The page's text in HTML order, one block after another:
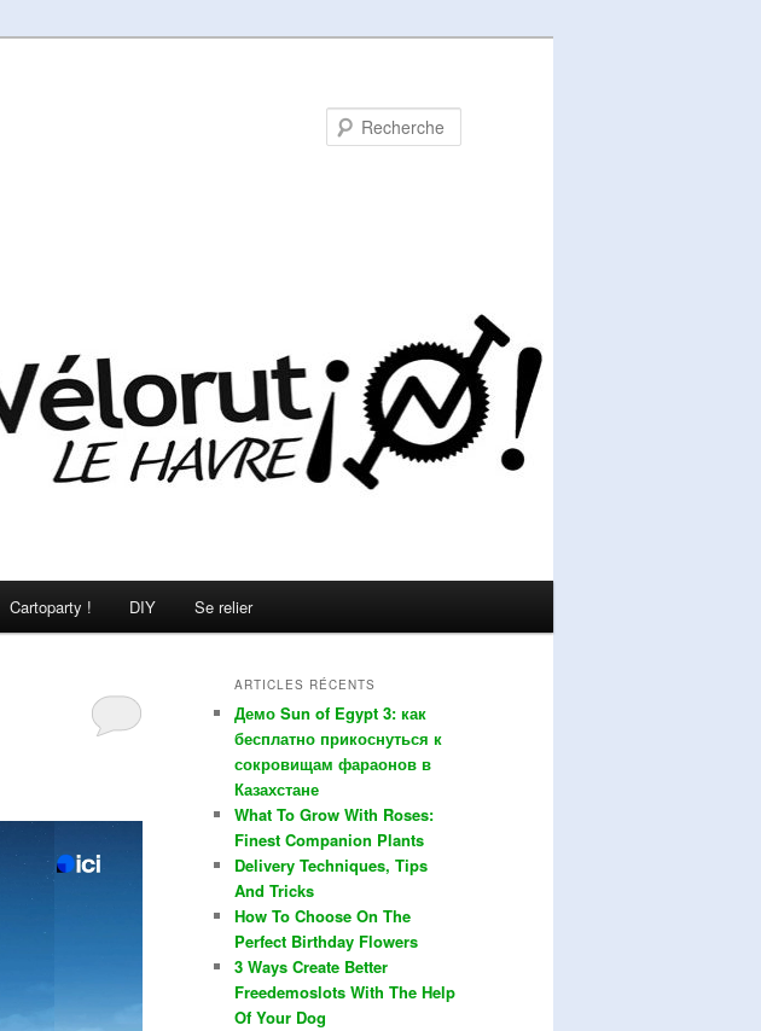
Cartoparty ! DIY Se relier
ARTICLES RÉCENTS
Демо Sun of Egypt 3: как
бесплатно прикоснуться к
сокровищам фараонов в
Казахстане
What To Grow With Roses:
Finest Companion Plants
Delivery Techniques, Tips
And Tricks
How To Choose On The
Perfect Birthday Flowers
3 Ways Create Better
Freedemoslots With The Help
Of Your Dog